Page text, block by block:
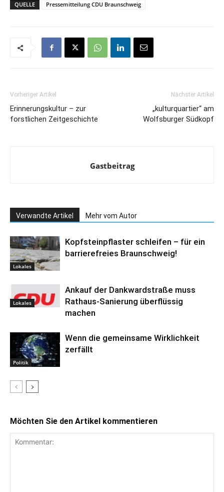
QUELLE Pressemitteilung CDU Braunschweig
Vorheriger Artikel
Erinnerungskultur – zur
forstlichen Zeitgeschichte
Nächster Artikel
„kulturquartier“ am
Wolfsburger Südkopf
Gastbeitrag
Verwandte Artikel Mehr vom Autor
Lokales
Kopfsteinpflaster schleifen – für ein
barrierefreies Braunschweig!
Lokales
Ankauf der Dankwardstraße muss
Rathaus-Sanierung überflüssig
machen
Politik
Wenn die gemeinsame Wirklichkeit
zerfällt
Möchten Sie den Artikel kommentieren